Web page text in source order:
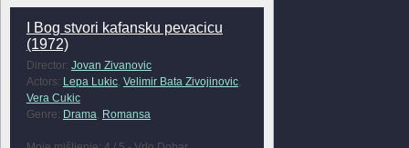
I Bog stvori kafansku pevacicu
(1972)
Director: Jovan Zivanovic
Actors: Lepa Lukic, Velimir Bata Zivojinovic,
Vera Cukic
Genre: Drama, Romansa